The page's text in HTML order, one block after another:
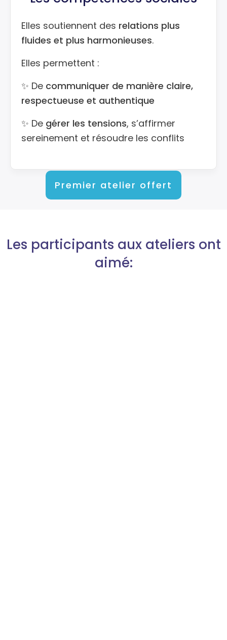
Elles soutiennent des relations plus
fluides et plus harmonieuses.
Elles permettent :
✨ De communiquer de manière claire,
respectueuse et authentique
✨ De gérer les tensions, s’affirmer
sereinement et résoudre les conflits
Premier atelier offert
Les participants aux ateliers ont
aimé: